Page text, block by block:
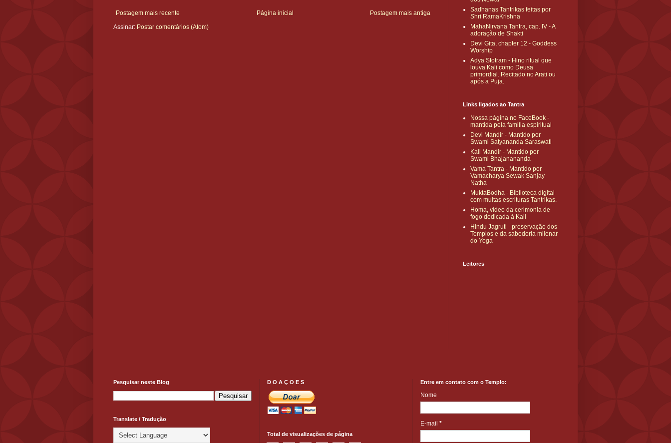
Postagem mais recente Postagem mais antiga
Página inicial
Assinar: Postar comentários (Atom)
Sadhanas Tantrikas feitas por
Shri RamaKrishna
MahaNirvana Tantra, cap. IV - A
adoração de Shakti
Devi Gita, chapter 12 - Goddess
Worship
Adya Stotram - Hino ritual que
louva Kali como Deusa
primordial. Recitado no Arati ou
após a Puja.
Links ligados ao Tantra
Nossa página no FaceBook -
mantida pela familia espiritual
Devi Mandir - Mantido por
Swami Satyananda Saraswati
Kali Mandir - Mantido por
Swami Bhajanananda
Vama Tantra - Mantido por
Vamacharya Sewak Sanjay
Natha
MuktaBodha - Biblioteca digital
com muitas escrituras Tantrikas.
Homa, vídeo da cerimonia de
fogo dedicada à Kali
Hindu Jagruti - preservação dos
Templos e da sabedoria milenar
do Yoga
Leitores
Pesquisar neste Blog
Translate / Tradução
D O A Ç O E S
Total de visualizações de página
Entre em contato com o Templo:
Nome
E-mail *